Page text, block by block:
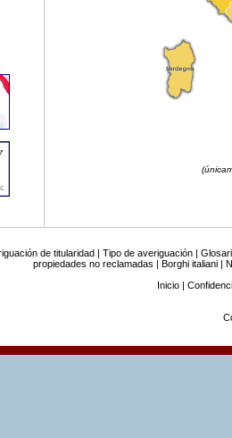
de titularidad| Tipo de averiguación|
propiedades no reclamadas | Borghi italiani|
Inicio|